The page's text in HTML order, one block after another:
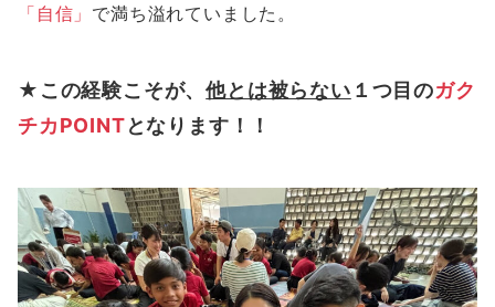
「自信」 で満ち溢れていました。
★この経験こそが、他とは被らない １つ目のガク
チカPOINTとなります！！